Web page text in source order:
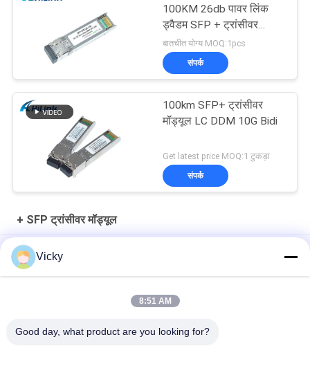
100KM 26db पावर लिंक
ड्वैडम SFP + ट्रांसीवर
मॉड्यूल
बातचीत योग्य MOQ:1pcs
संपर्क
100km SFP+ ट्रांसीवर
मॉड्यूल LC DDM 10G Bidi
Get latest price MOQ:1 टुकड़ा
संपर्क
+ SFP ट्रांसीवर मॉड्यूल
10Gb/s SFP+ 1550nm 110km ऑप्टिकल ट्रांसीवर मॉड्यूल RoHS अनुरूप
25Gbps BIDI 40KM 1270/1310nm 40KM APD LC DOM ट्रांससीवर
Vicky
8:51 AM
Good day, what product are you looking for?